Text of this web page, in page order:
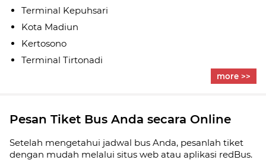
Terminal Kepuhsari
Kota Madiun
Kertosono
Terminal Tirtonadi
more >>
Pesan Tiket Bus Anda secara Online
Setelah mengetahui jadwal bus Anda, pesanlah tiket
dengan mudah melalui situs web atau aplikasi redBus.